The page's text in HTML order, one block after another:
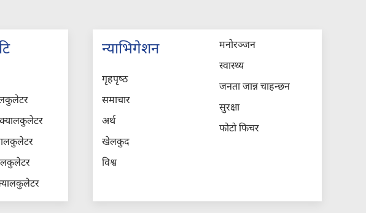
न्याभिगेशन
गृहपृष्‍ठ
समाचार
अर्थ
खेलकुद
विश्व
मनोरञ्जन
स्वास्थ्य
जनता जान्न चाहन्छन
सुरक्षा
फोटो फिचर